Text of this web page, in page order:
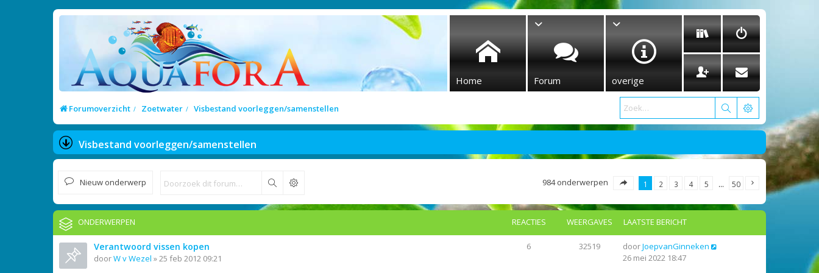
Home Forum overige
Forumoverzicht Zoetwater Visbestand voorleggen/samenstellen
Visbestand voorleggen/samenstellen
Nieuw onderwerp Zoek 984 onderwerpen 1 2 3 4 5 … 50
ONDERWERPEN REACTIES WEERGAVES LAATSTE BERICHT
Verantwoord vissen kopen
doorW v Wezel »25 feb 2012 09:21
6 32519 doorJoepvanGinneken
26 mei 2022 18:47